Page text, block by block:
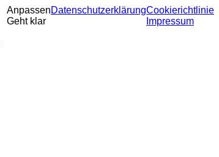
Anpassen
Geht klar
DatenschutzerklärungCookierichtlinie
Impressum